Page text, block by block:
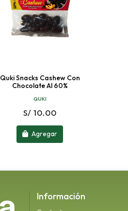
Quki Snacks Cashew Con
Chocolate Al 60%
QUKI
S/ 10.00
Agregar
Información